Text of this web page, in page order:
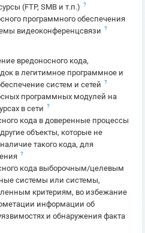
(FTP, SMB и т.п.) ?
программного обеспечения
видеоконференцсвязи ?
вредоносного кода,
в легитимное программное и
систем и сетей ?
программных модулей на
в сети ?
кода в доверенные процессы
объекты, которые не
такого кода, для
?
кода выборочным/целевым
системы или системы,
критериям, во избежание
информации об
и обнаружения факта